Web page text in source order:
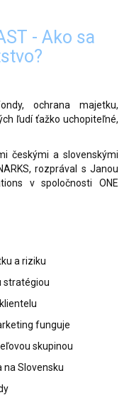
- Ako sa
ochrana majetku,
ľudí ťažko uchopiteľné,
českými a slovenskými
rozprával s Janou
v spoločnosti ONE
a riziku
stratégiou
funguje
skupinou
na Slovensku